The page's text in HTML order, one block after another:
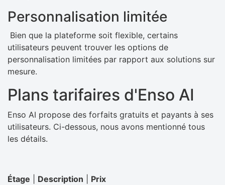
Personnalisation limitée
Bien que la plateforme soit flexible, certains
utilisateurs peuvent trouver les options de
personnalisation limitées par rapport aux solutions sur
mesure.
Plans tarifaires d'Enso AI
Enso AI propose des forfaits gratuits et payants à ses
utilisateurs. Ci-dessous, nous avons mentionné tous
les détails.
Étage Description
Prix